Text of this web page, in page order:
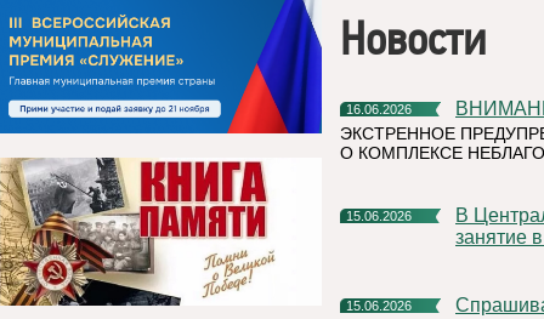
Новости
16.06.2026
ЭКСТРЕННОЕ
О КОМПЛЕКСЕ
15.06.2026
В Центральной детской библиотеке прошло очередное
занятие
15.06.2026